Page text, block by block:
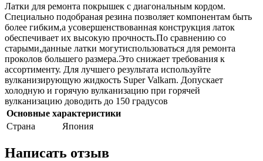
Латки для ремонта покрышек с диагональным кордом.
Специально подобраная резина позволяет компонентам быть
более гибким,а усовершенствованная конструкция латок
обеспечивает их высокую прочность.По сравнению со
старыми,данные латки могутиспользоваться для ремонта
проколов большего размера.Это снижает требования к
ассортименту. Для лучшего результата используйте
вулканизирующую жидкость Super Valkarn. Допускает
холодную и горячую вулканизацию при горячей
вулканизацию доводить до 150 градусов
Основные характеристики
Страна
Япония
Написать отзыв